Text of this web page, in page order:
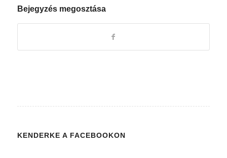
Bejegyzés megosztása
KENDERKE A FACEBOOKON